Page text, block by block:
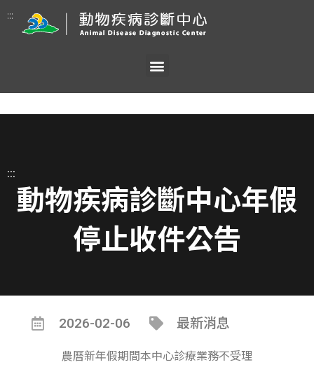
:::
:::
動物疾病診斷中心年假
停止收件公告
2026-02-06 最新消息
農曆新年假期間本中心診療業務不受理